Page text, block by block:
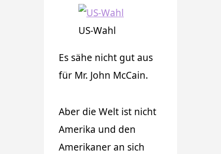
US-Wahl
Es sähe nicht gut aus
für Mr. John McCain.
Aber die Welt ist nicht
Amerika und den
Amerikaner an sich